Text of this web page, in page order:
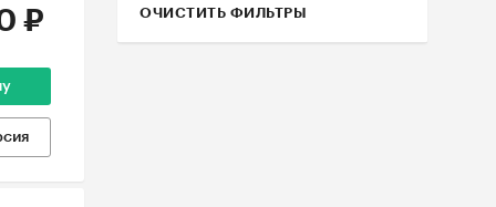
ОЧИСТИТЬ ФИЛЬТРЫ
₽